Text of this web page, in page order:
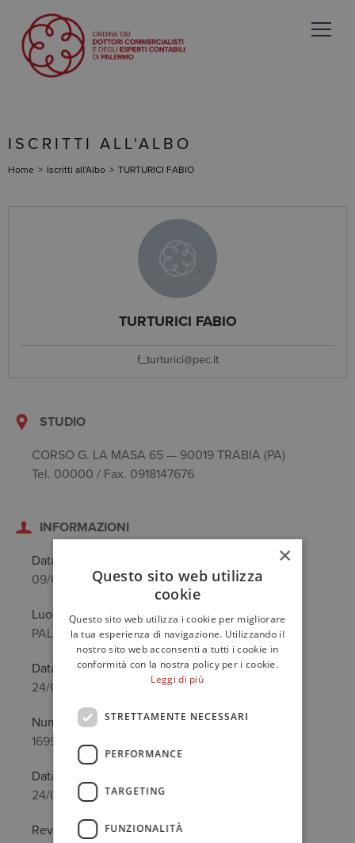
ISCRITTI ALL'ALBO
Home > Iscritti all'Albo > TURTURICI FABIO
TURTURICI FABIO
f_turturici@pec.it
STUDIO
CORSO G. LA MASA 65 — 90019 TRABIA (PA)
Tel. 00000 / Fax. 0918147676
INFORMAZIONI
Data di nascita
09/08/1968
Luogo di nascita
PALERMO (PA)
Data anzianità
24/05/2006
Numero
1699/A
Data prima iscrizione
24/05/2006
Revisore legale
×
Questo sito web utilizza
cookie
Questo sito web utilizza i cookie per migliorare
la tua esperienza di navigazione. Utilizzando il
nostro sito web acconsenti a tutti i cookie in
conformità con la nostra policy per i cookie.
Leggi di più
STRETTAMENTE NECESSARI
PERFORMANCE
TARGETING
FUNZIONALITÀ